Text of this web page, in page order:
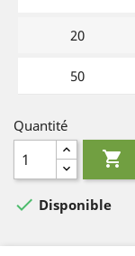
20
50
Quantité

 Disponible